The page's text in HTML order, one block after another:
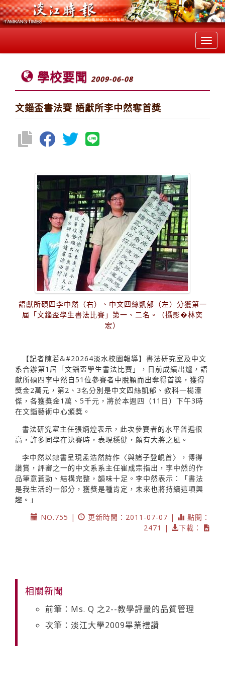
學校要聞 2009-06-08
文錙盃書法賽 語獻所李中然奪首獎
語獻所碩四李中然（右）、中文四絲凱郁（左）分獲第一
屆「文錙盃學生書法比賽」第一、二名。（攝影�林奕
宏）
【記者陳若&#20264淡水校園報導】書法研究室及中文
系合辦第1屆「文錙盃學生書法比賽」，日前成績出爐，語
獻所碩四李中然自51位參賽者中脫穎而出奪得首獎，獲得
獎金2萬元，第2、3名分別是中文四絲凱郁、教科一楊濠
傑，各獲獎金1萬、5千元，將於本週四（11日）下午3時
在文錙藝術中心頒獎。
書法研究室主任張炳煌表示，此次參賽者的水平普遍很
高，許多同學在決賽時，表現穩健，頗有大將之風。
李中然以隸書呈現孟浩然詩作〈與諸子登峴首〉，博得
讚賞，評審之一的中文系系主任崔成宗指出，李中然的作
品筆意蒼勁、結構完整，韻味十足。李中然表示：「書法
是我生活的一部分，獲獎是種肯定，未來也將持續這項興
趣。」
NO.755 |
更新時間：2011-07-07 |
點閱：
2471 |
下載：
相關新聞
前筆：Ms. Q 之2--教學評量的品質管理
次筆：淡江大學2009畢業禮讚